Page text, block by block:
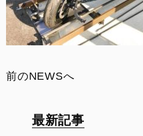
前のNEWSへ
最新記事